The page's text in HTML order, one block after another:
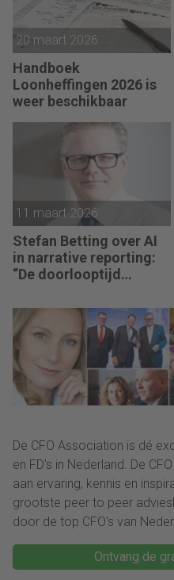
20 maart 2026
Handboek
Loonheffingen 2026 is
weer beschikbaar
11 maart 2026
Stefan Betting over AI
in narrative reporting:
“De doorlooptijd
De CFO Association is dé
en FD's in Nederland. De
aan ervaring, kennis en
grootste peer to peer
door de top CFO's van
Ontvang de